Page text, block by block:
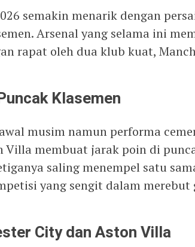
semakin menarik dengan
Arsenal yang selama ini
rapat oleh dua klub kuat,
Klasemen
musim namun performa
Villa membuat jarak poin di
saling menempel satu
yang sengit dalam merebut
City dan Aston Villa